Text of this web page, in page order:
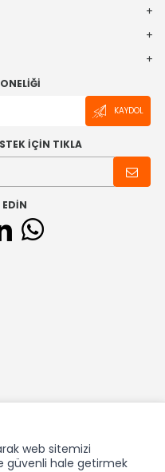
KAYDOL
İÇİN TIKLA
web sitemizi
güvenli hale getirmek